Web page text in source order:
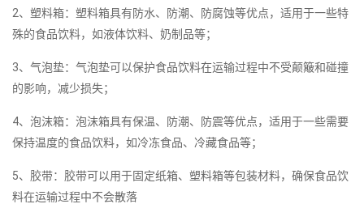
2、塑料箱：塑料箱具有防水、防潮、防腐蚀等优点，适用于一些特
殊的食品饮料，如液体饮料、奶制品等；
3、气泡垫：气泡垫可以保护食品饮料在运输过程中不受颠簸和碰撞
的影响，减少损失；
4、泡沫箱：泡沫箱具有保温、防潮、防震等优点，适用于一些需要
保持温度的食品饮料，如冷冻食品、冷藏食品等；
5、胶带：胶带可以用于固定纸箱、塑料箱等包装材料，确保食品饮
料在运输过程中不会散落